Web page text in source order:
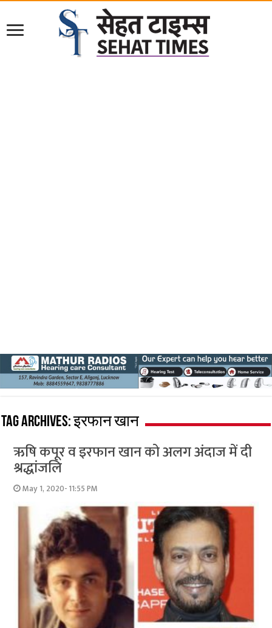
Tag Archives:इरफान खान
ऋषि कपूर व इरफान खान को अलग अंदाज में दी
श्रद्धांजलि
May 1, 2020- 11:55 PM